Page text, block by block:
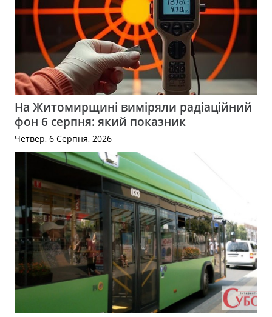
На Житомирщині виміряли радіаційний
фон 6 серпня: який показник
Четвер, 6 Серпня, 2026